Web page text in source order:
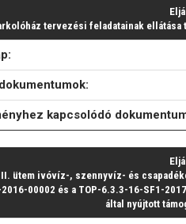
tervezési feladatainak
kapcsolódó
ütem ivóvíz-, szennyvíz- és
00002 és a TOP-6.3.3-16-SF1-
által nyújtott